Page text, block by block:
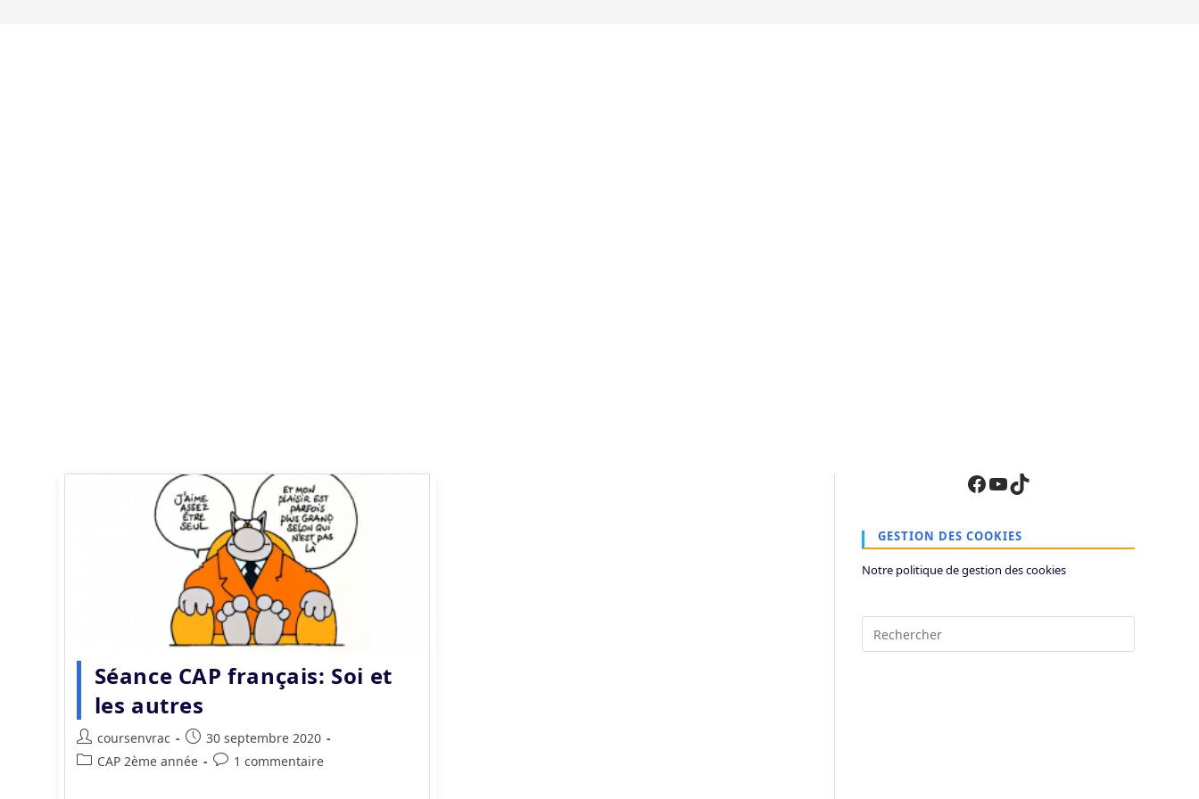
Séance CAP français: Soi et
les autres
Auteur/autrice
de
coursenvrac
Publication
publiée :
30 septembre 2020
PostCAP 2ème année
Commentaires
1 commentaire
Facebook
YouTube
TikTok
GESTION DES COOKIES
Notre politique de gestion des cookies
Escape